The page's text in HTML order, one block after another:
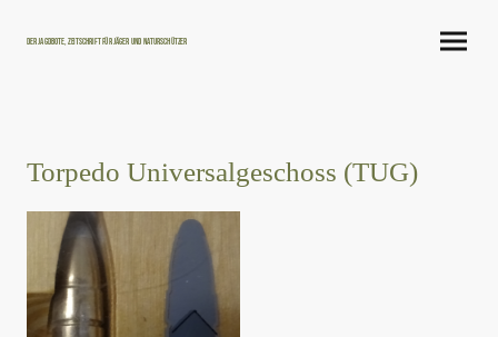
Der Jagdbote, Zeitschrift für Jäger und Naturschützer
Torpedo Universalgeschoss (TUG)